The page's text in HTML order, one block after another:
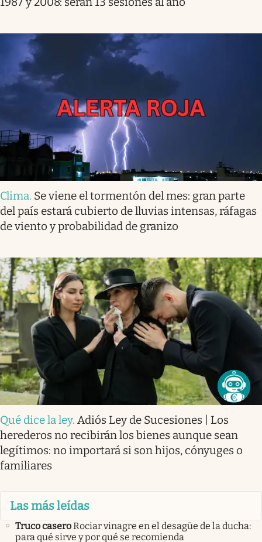
Clima. Se viene el tormentón del mes: gran parte
del país estará cubierto de lluvias intensas, ráfagas
de viento y probabilidad de granizo
Qué dice la ley. Adiós Ley de Sucesiones | Los
herederos no recibirán los bienes aunque sean
legítimos: no importará si son hijos, cónyuges o
familiares
Las más leídas
Truco caseroRociar vinagre en el desagüe de la ducha:
para qué sirve y por qué se recomienda